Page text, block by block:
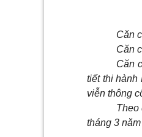
Căn
Căn
Căn
tiết thi hành
viễn thông
Theo
tháng 3